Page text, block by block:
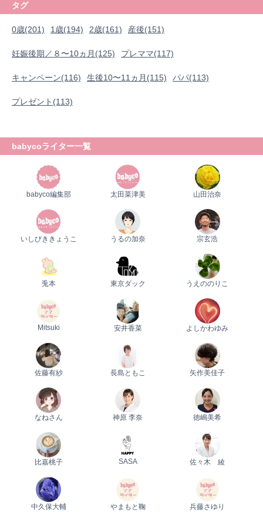
タグ
0歳(201) 1歳(194) 2歳(161) 産後(151)
妊娠後期／８〜10ヵ月(125) プレママ(117)
キャンペーン(116) 生後10〜11ヵ月(115) パパ(113)
プレゼント(113)
babycoライター一覧
babyco編集部 太田菜津美 山田治奈
いしびききょうこ うるの加奈 宗玄浩
兎本 東京ダック うえののりこ
Mitsuki 安井香菜 よしかわゆみ
佐藤有紗 長島ともこ 矢作美佳子
なねさん 神原 李奈 徳嶋美希
比嘉桃子 SASA 佐々木 綾
中久保大輔 やまもと鞠 兵藤さゆり
プレママ
パパ
プレゼント